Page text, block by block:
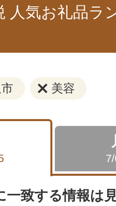
人気お礼品ラ
美容
一致する情報は